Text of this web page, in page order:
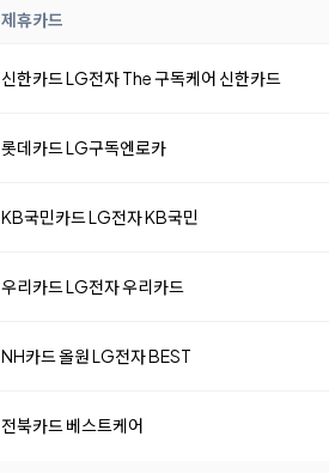
제휴카드
신한카드 LG전자 The 구독케어 신한카드
롯데카드 LG구독엔로카
KB국민카드 LG전자 KB국민
우리카드 LG전자 우리카드
NH카드 올원 LG전자 BEST
전북카드 베스트케어